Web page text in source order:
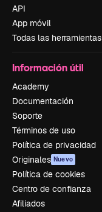
API
App móvil
Todas las herramientas
Información útil
Academy
Documentación
Soporte
Términos de uso
Política de privacidad
Originales Nuevo
Política de cookies
Centro de confianza
Afiliados